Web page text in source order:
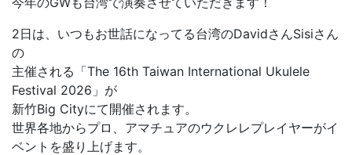
2日は、いつもお世話になってる台湾のDavidさんSisiさん
の
主催される「The 16th Taiwan International Ukulele
Festival 2026」が
新竹Big Cityにて開催されます。
世界各地からプロ、アマチュアのウクレレプレイヤーがイ
ベントを盛り上げます。